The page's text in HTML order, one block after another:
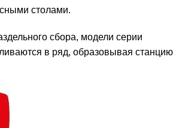
столами.
сбора, модели серии
в ряд, образовывая станцию